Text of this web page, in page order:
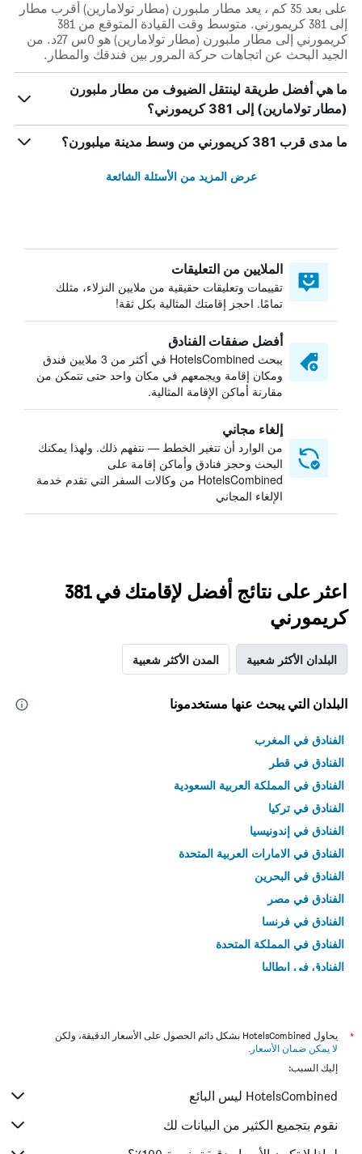
على بعد 35 كم ، يعد مطار ملبورن (مطار تولامارين) أقرب مطار
إلى 381 كريمورني. متوسط وقت القيادة المتوقع من 381
كريمورني إلى مطار ملبورن (مطار تولامارين) هو 0س 27د. من
الجيد البحث عن اتجاهات حركة المرور بين فندقك والمطار.
ما هي أفضل طريقة لينتقل الضيوف من مطار ملبورن
(مطار تولامارين) إلى 381 كريمورني؟
ما مدى قرب 381 كريمورني من وسط مدينة ميلبورن؟
عرض المزيد من الأسئلة الشائعة
الملايين من التعليقات
تقييمات وتعليقات حقيقية من ملايين النزلاء، مثلك
تمامًا. احجز إقامتك المثالية بكل ثقة!
أفضل صفقات الفنادق
يبحث HotelsCombined في أكثر من 3 ملايين فندق
ومكان إقامة ويجمعهم في مكان واحد حتى تتمكن من
مقارنة أماكن الإقامة المثالية.
إلغاء مجاني
من الوارد أن تتغير الخطط — نتفهم ذلك. ولهذا يمكنك
البحث وحجز فنادق وأماكن إقامة على
HotelsCombined من وكالات السفر التي تقدم خدمة
الإلغاء المجاني
اعثر على نتائج أفضل لإقامتك في 381
كريمورني
البلدان الأكثر شعبية المدن الأكثر شعبية
البلدان التي يبحث عنها مستخدمونا
الفنادق في المغرب
الفنادق في قطر
الفنادق في المملكة العربية السعودية
الفنادق في تركيا
الفنادق في إندونيسيا
الفنادق في الامارات العربية المتحدة
الفنادق في البحرين
الفنادق في مصر
الفنادق في فرنسا
الفنادق في المملكة المتحدة
الفنادق في إيطاليا
*
يحاول HotelsCombined بشكل دائم الحصول على الأسعار الدقيقة، ولكن
لا يمكن ضمان الأسعار .
إليك السبب:
HotelsCombined ليس البائع
نقوم بتجميع الكثير من البيانات لك